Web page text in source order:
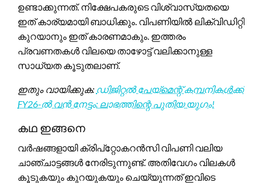
ഉണ്ടാക്കുന്നത്. നിക്ഷേപകരുടെ വിശ്വാസ്യതയെ
ഇത് കാര്യമായി ബാധിക്കും. വിപണിയിൽ ലിക്വിഡിറ്റി
കുറയാനും ഇത് കാരണമാകും. ഇത്തരം
പ്രവണതകൾ വിലയെ താഴോട്ട് വലിക്കാനുള്ള
സാധ്യത കൂടുതലാണ്.
ഇതും വായിക്കുക: ഡിജിറ്റൽ പേയ്മെന്റ് കമ്പനികൾക്ക്
FY26-ൽ വൻ നേട്ടം: ലാഭത്തിന്റെ പുതിയ യുഗം!
കഥ ഇങ്ങനെ
വർഷങ്ങളായി ക്രിപ്റ്റോകറൻസി വിപണി വലിയ
ചാഞ്ചാട്ടങ്ങൾ നേരിടുന്നുണ്ട്. അതിവേഗം വിലകൾ
കൂടുകയും കുറയുകയും ചെയ്യുന്നത് ഇവിടെ